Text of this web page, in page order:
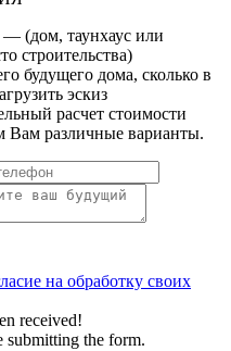
— (дом, таунхаус или
строительства)
будущего дома, сколько в
эскиз
расчет стоимости
Вам различные варианты.
на обработку своих
received!
the form.